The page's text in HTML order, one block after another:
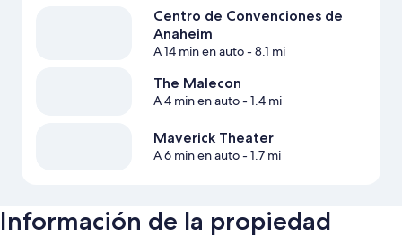
Centro de Convenciones de
Anaheim
A 14 min en auto- 8.1 mi
The Malecon
A 4 min en auto- 1.4 mi
Maverick Theater
A 6 min en auto- 1.7 mi
Información de la propiedad